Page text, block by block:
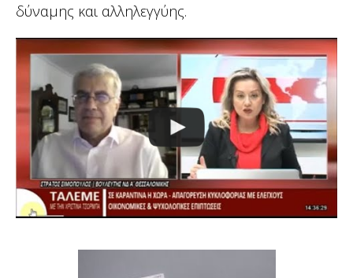
δύναμης και αλληλεγγύης.